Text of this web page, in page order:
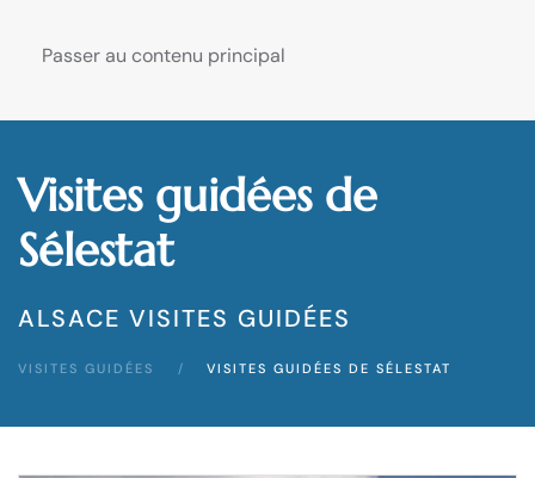
Passer au contenu principal
Visites guidées de
Sélestat
ALSACE VISITES GUIDÉES
VISITES GUIDÉES VISITES GUIDÉES DE SÉLESTAT